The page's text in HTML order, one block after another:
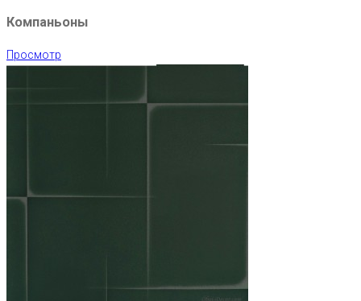
Компаньоны
Просмотр